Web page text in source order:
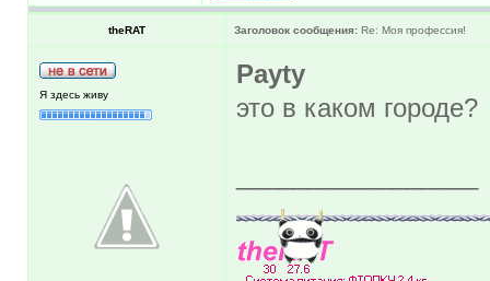
theRAT Заголовок сообщения: Re: Моя профессия!
Я здесь живу
Payty
это в каком городе?